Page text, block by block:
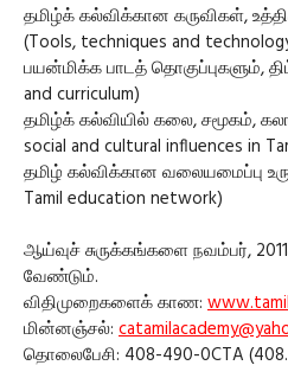
தமிழ்க் கல்விக்கான கருவிகள்,
(Tools, techniques and
பயன்மிக்க பாடத் தொகுப்புகளும்,
and curriculum)
தமிழ்க் கல்வியில் கலை, சமூகம்,
social and cultural influences in
தமிழ் கல்விக்கான வலையமைப்பு
Tamil education network)
ஆய்வுச் சுருக்கங்களை நவம்பர்,
வேண்டும்.
விதிமுறைகளைக் காண:
மின்னஞ்சல்:
தொலைபேசி: 408-490-0CTA